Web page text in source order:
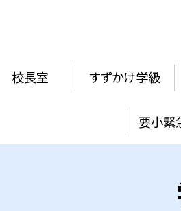
校長室 すずかけ学級
要小緊